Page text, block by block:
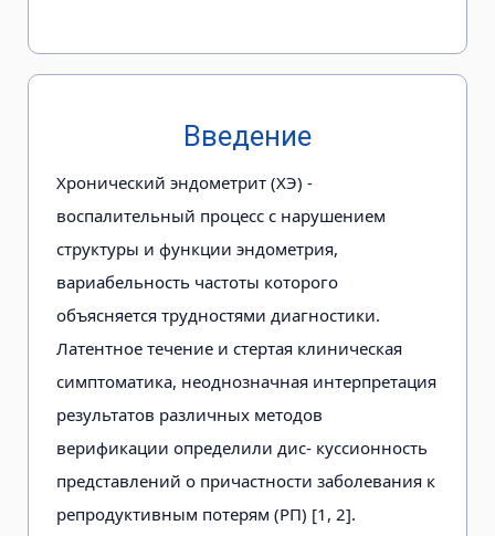
Введение
Хронический эндометрит (ХЭ) -
воспалительный процесс с нарушением
структуры и функции эндометрия,
вариабельность частоты которого
объясняется трудностями диагностики.
Латентное течение и стертая клиническая
симптоматика, неоднозначная интерпретация
результатов различных методов
верификации определили дис- куссионность
представлений о причастности заболевания к
репродуктивным потерям (РП) [1, 2].